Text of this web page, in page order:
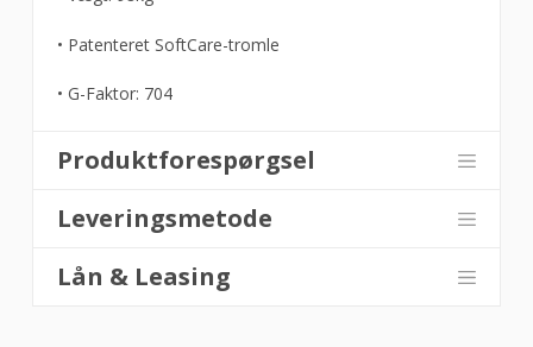
• Patenteret SoftCare-tromle
• G-Faktor: 704
Produktforespørgsel
Leveringsmetode
Lån & Leasing